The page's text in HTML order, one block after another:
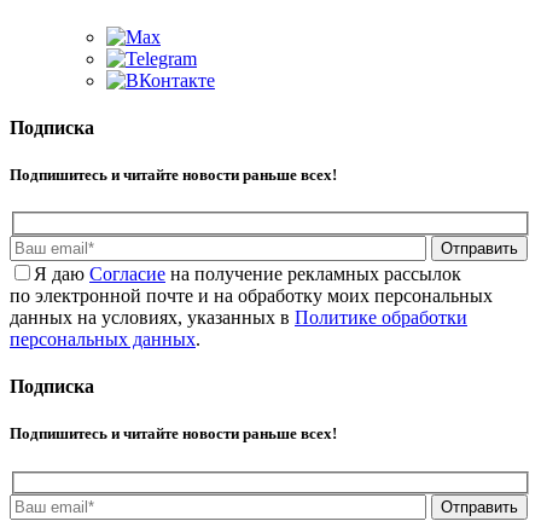
Подписка
Подпишитесь и читайте новости раньше всех!
Отправить
Я даю Cогласие на получение рекламных рассылок
по электронной почте и на обработку моих персональных
данных на условиях, указанных в Политике обработки
персональных данных.
Подписка
Подпишитесь и читайте новости раньше всех!
Отправить